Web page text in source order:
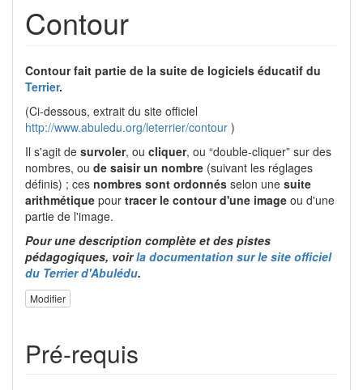
Contour
Contour fait partie de la suite de logiciels éducatif du
Terrier.
(Ci-dessous, extrait du site officiel
http://www.abuledu.org/leterrier/contour )
Il s'agit de survoler, ou cliquer, ou “double-cliquer” sur des
nombres, ou de saisir un nombre (suivant les réglages
définis) ; ces nombres sont ordonnés selon une suite
arithmétique pour tracer le contour d'une image ou d'une
partie de l'image.
Pour une description complète et des pistes
pédagogiques, voirla documentation sur le site officiel
du Terrier d'Abulédu.
Modifier
Pré-requis